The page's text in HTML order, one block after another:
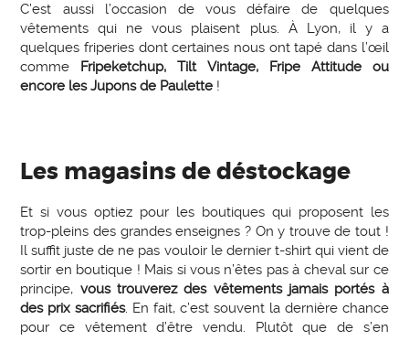
C’est aussi l’occasion de vous défaire de quelques
vêtements qui ne vous plaisent plus. À Lyon, il y a
quelques friperies dont certaines nous ont tapé dans l’œil
comme Fripeketchup, Tilt Vintage, Fripe Attitude ou
encore les Jupons de Paulette !
Les magasins de déstockage
Et si vous optiez pour les boutiques qui proposent les
trop-pleins des grandes enseignes ? On y trouve de tout !
Il suffit juste de ne pas vouloir le dernier t-shirt qui vient de
sortir en boutique ! Mais si vous n’êtes pas à cheval sur ce
principe, vous trouverez des vêtements jamais portés à
des prix sacrifiés. En fait, c’est souvent la dernière chance
pour ce vêtement d’être vendu. Plutôt que de s’en